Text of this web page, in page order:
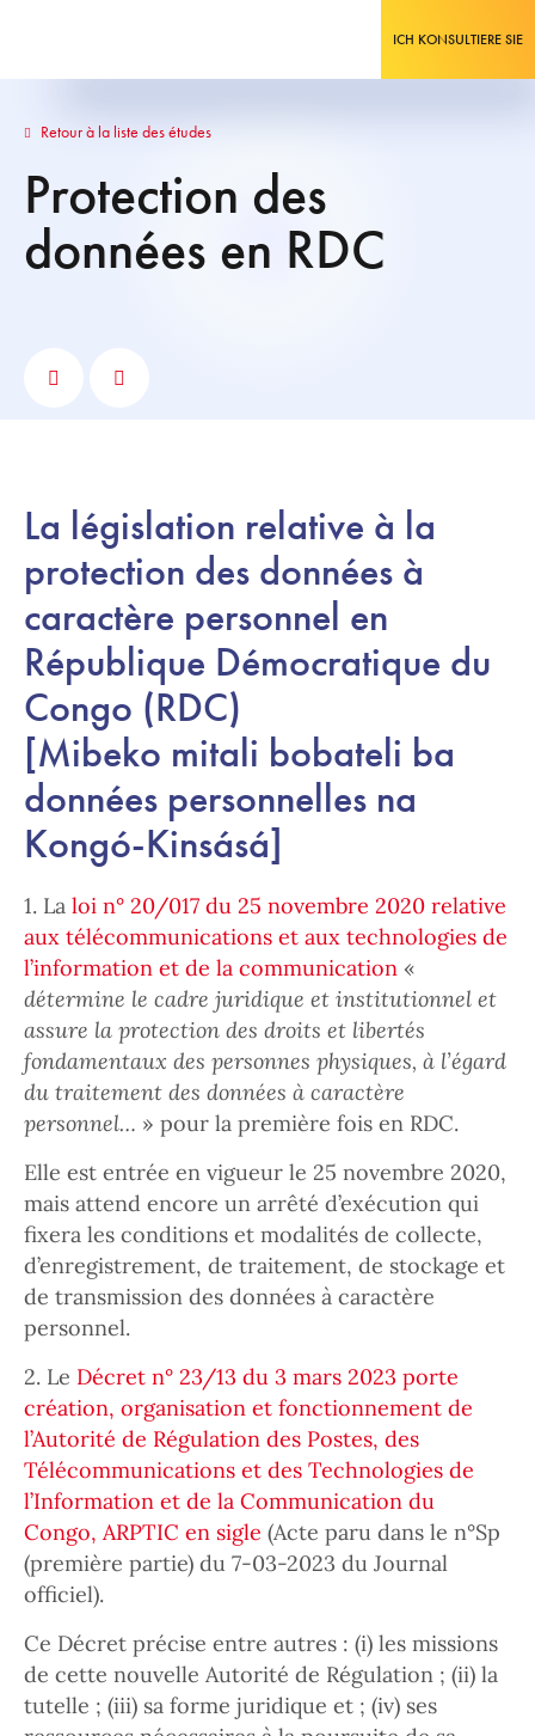
ICH KONSULTIERE SIE
Retour à la liste des études
Protection des
données en RDC
La législation relative à la
protection des données à
caractère personnel en
République Démocratique du
Congo (RDC)
[Mibeko mitali bobateli ba
données personnelles na
Kongó-Kinsásá]
1. La loi n° 20/017 du 25 novembre 2020 relative
aux télécommunications et aux technologies de
l’information et de la communication «
détermine le cadre juridique et institutionnel et
assure la protection des droits et libertés
fondamentaux des personnes physiques, à l’égard
du traitement des données à caractère
personnel… » pour la première fois en RDC.
Elle est entrée en vigueur le 25 novembre 2020,
mais attend encore un arrêté d’exécution qui
fixera les conditions et modalités de collecte,
d’enregistrement, de traitement, de stockage et
de transmission des données à caractère
personnel.
2. Le Décret n° 23/13 du 3 mars 2023 porte
création, organisation et fonctionnement de
l’Autorité de Régulation des Postes, des
Télécommunications et des Technologies de
l’Information et de la Communication du
Congo, ARPTIC en sigle (Acte paru dans le n°Sp
(première partie) du 7-03-2023 du Journal
officiel).
Ce Décret précise entre autres : (i) les missions
de cette nouvelle Autorité de Régulation ; (ii) la
tutelle ; (iii) sa forme juridique et ; (iv) ses